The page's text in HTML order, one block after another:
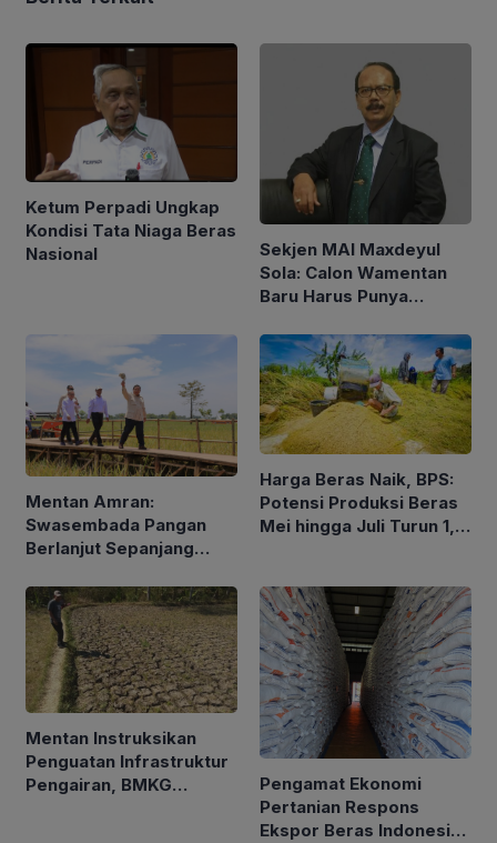
Ketum Perpadi Ungkap
Kondisi Tata Niaga Beras
Nasional
Sekjen MAI Maxdeyul
Sola: Calon Wamentan
Baru Harus Punya
Holistik
Mentan Amran:
Swasembada Pangan
Berlanjut Sepanjang
Harga Beras Naik, BPS:
Potensi Produksi Beras
Mei hingga Juli Turun 1,16
Mentan Instruksikan
Penguatan Infrastruktur
Pengairan, BMKG
Pengamat Ekonomi
Pertanian Respons
Ekspor Beras Indonesia